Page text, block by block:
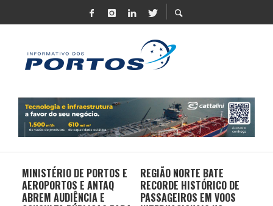
MINISTÉRIO DE PORTOS E
AEROPORTOS E ANTAQ
ABREM AUDIÊNCIA E
REGIÃO NORTE BATE
RECORDE HISTÓRICO DE
PASSAGEIROS EM VOOS